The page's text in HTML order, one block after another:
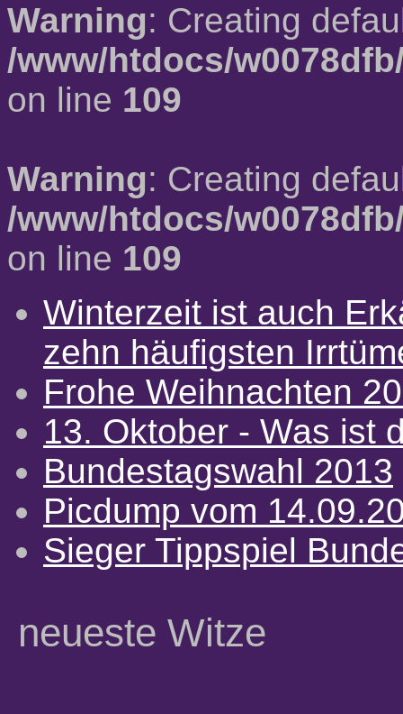
Warning: Creating
/www/htdocs/
on line 109
Warning: Creating
/www/htdocs/
on line 109
Winterzeit ist auch
zehn häufigsten
Frohe Weihnachten
13. Oktober - Was ist
Bundestagswahl 2013
Picdump vom
Sieger Tippspiel
neueste Witze